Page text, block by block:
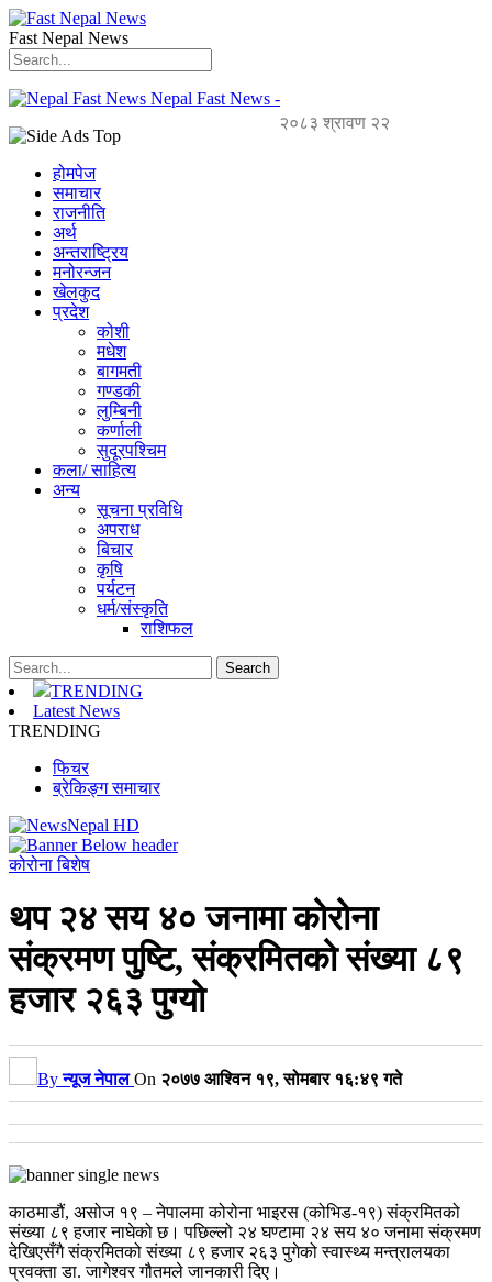
Fast Nepal News
Nepal Fast News -
२०८३ श्रावण २२
होमपेज
समाचार
राजनीति
अर्थ
अन्तराष्ट्रिय
मनोरन्जन
खेलकुद
प्रदेश
कोशी
मधेश
बागमती
गण्डकी
लुम्बिनी
कर्णाली
सुदूरपश्चिम
कला/ साहित्य
अन्य
सूचना प्रविधि
अपराध
बिचार
कृषि
पर्यटन
धर्म/संस्कृति
राशिफल
TRENDING
Latest News
TRENDING
फिचर
ब्रेकिङ्ग समाचार
कोरोना बिशेष
थप २४ सय ४० जनामा कोरोना
संक्रमण पुष्टि, संक्रमितको संख्या ८९
हजार २६३ पुग्यो
Byन्यूज नेपाल On २०७७ आश्विन १९, सोमबार १६:४९ गते
काठमाडौं, असोज १९ – नेपालमा कोरोना भाइरस (कोभिड-१९) संक्रमितको
संख्या ८९ हजार नाघेको छ। पछिल्लो २४ घण्टामा २४ सय ४० जनामा संक्रमण
देखिएसँगै संक्रमितको संख्या ८९ हजार २६३ पुगेको स्वास्थ्य मन्त्रालयका
प्रवक्ता डा. जागेश्वर गौतमले जानकारी दिए।